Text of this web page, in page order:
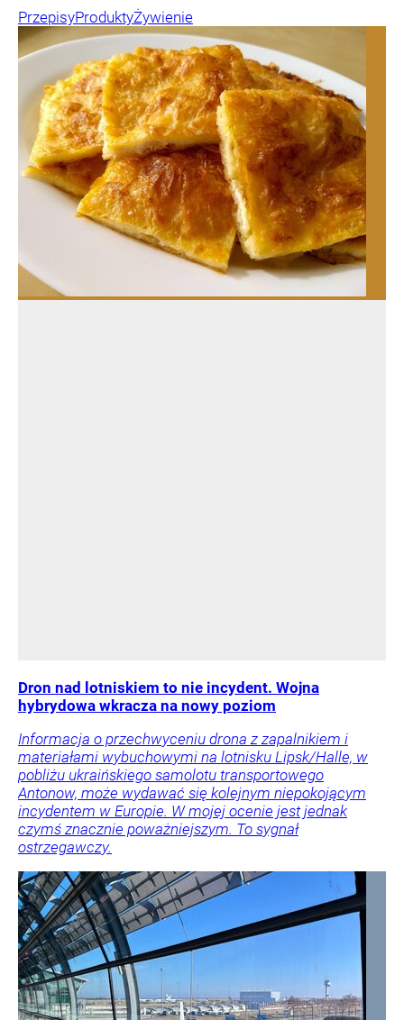
PrzepisyProduktyŻywienie
Dron nad lotniskiem to nie incydent. Wojna
hybrydowa wkracza na nowy poziom
Informacja o przechwyceniu drona z zapalnikiem i
materiałami wybuchowymi na lotnisku Lipsk/Halle, w
pobliżu ukraińskiego samolotu transportowego
Antonow, może wydawać się kolejnym niepokojącym
incydentem w Europie. W mojej ocenie jest jednak
czymś znacznie poważniejszym. To sygnał
ostrzegawczy.